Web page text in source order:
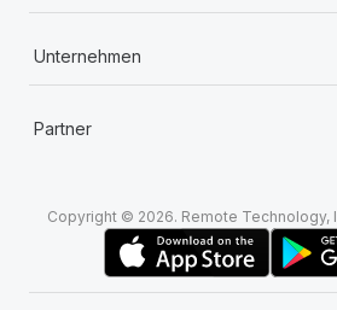
Unternehmen
Partner
Copyright © 2026. Remote Technology,